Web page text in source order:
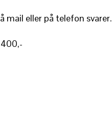
mail eller på telefon svarer.